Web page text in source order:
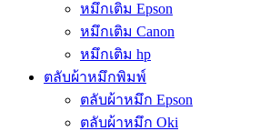
หมึกเติม Epson
หมึกเติม Canon
หมึกเติม hp
ตลับผ้าหมึกพิมพ์
ตลับผ้าหมึก Epson
ตลับผ้าหมึก Oki